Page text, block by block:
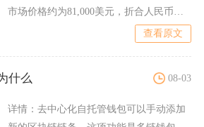
市场价格约为81,000美元，折合人民币约
查看原文
什么 08-03
详情： 去中心化自托管钱包可以手动添加